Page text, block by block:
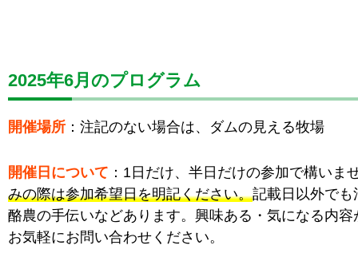
2025年6月のプログラム
開催場所 ：注記のない場合は、ダムの見える牧場
開催日について ：1日だけ、半日だけの参加で構いま
みの際は参加希望日を明記ください。記載日以外でも
酪農の手伝いなどあります。興味ある・気になる内容
お気軽にお問い合わせください。